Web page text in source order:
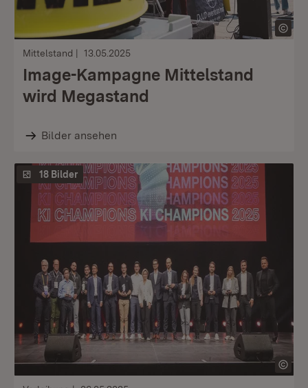
Mittelstand 13.05.2025
Image-Kampagne Mittelstand
wird Megastand
Bilder ansehen
18 Bilder